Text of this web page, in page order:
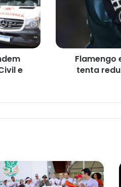
e
por
goleiro
Santos...
Flamengo
tenta